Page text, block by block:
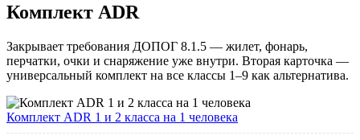
Комплект ADR
Закрывает требования ДОПОГ 8.1.5 — жилет, фонарь,
перчатки, очки и снаряжение уже внутри. Вторая карточка —
универсальный комплект на все классы 1–9 как альтернатива.
Комплект ADR 1 и 2 класса на 1 человека